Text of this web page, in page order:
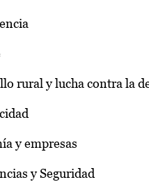
rural y lucha contra la
y empresas
y Seguridad